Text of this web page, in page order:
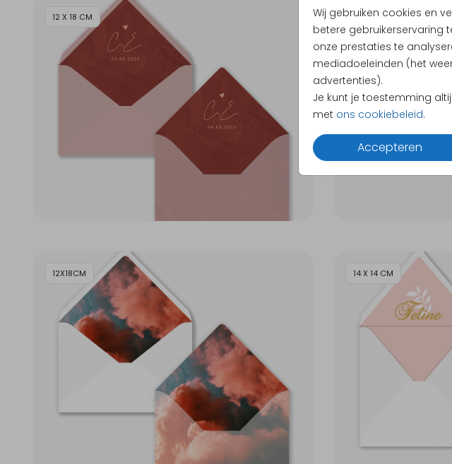
Wij gebruiken cookies en
betere gebruikerservaring
onze prestaties te
mediadoeleinden (het
advertenties).
Je kunt je toestemming
met ons cookiebeleid.
Accepteren
12 X 18 CM 12X18CM
12X18CM 14 X 14 CM